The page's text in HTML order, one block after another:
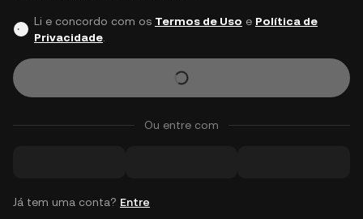
Li e concordo com os Termos de Uso e Política de
Privacidade.
Ou entre com
Já tem uma conta? Entre